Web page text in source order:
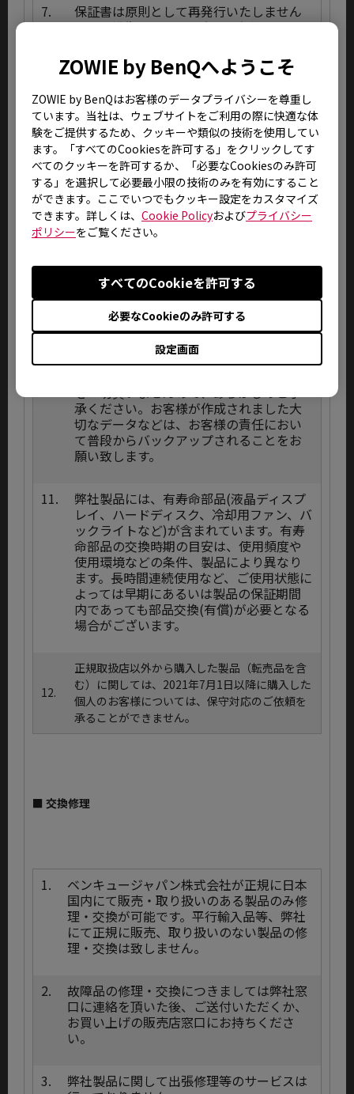
ZOWIE by BenQへようこそ
ZOWIE by BenQはお客様のデータプライバシーを尊重し
ています。当社は、ウェブサイトをご利用の際に快適な体
験をご提供するため、クッキーや類似の技術を使用してい
ます。「すべてのCookiesを許可する」をクリックしてす
べてのクッキーを許可するか、「必要なCookiesのみ許可
する」を選択して必要最小限の技術のみを有効にすること
ができます。ここでいつでもクッキー設定をカスタマイズ
できます。詳しくは、 Cookie Policyおよびプライバシー
ポリシーをご覧ください。
設定画面
必要なCookieのみ許可する
すべてのCookieを許可する
7.
保証書は原則として再発行いたしません
ので、紛失しないよう大切に保管してく
理上ご返却致しませんのであらかじめご
了承ください。
9.
液晶パネルは極めて精密度の高い技術で
製造されておりますが、製造上の物理的
な限界により、画面中に常時点灯、ある
いは不点灯の画素(ドット抜け)が発生する
場合がございます。これは弊社規定内品質
として出荷させていただいておりますの
ております。
誤動作や故障、または修理の際には、本
体の記憶装置に記録されたお客様のデー
タやインストールされたアプリケーショ
ンが消去される場合がありますが、これ
承ください。お客様が作成されました大
切なデータなどは、お客様の責任におい
て普段からバックアップされることをお
願い致します。
11.
弊社製品には、有寿命部品(液晶ディスプ
レイ、ハードディスク、冷却用ファン、バ
ックライトなど)が含まれています。有寿
命部品の交換時期の目安は、使用頻度や
使用環境などの条件、製品により異なり
ます。長時間連続使用など、ご使用状態に
よっては早期にあるいは製品の保証期間
内であっても部品交換(有償)が必要となる
場合がございます。
12.
正規取扱店以外から購入した製品（転売品を含
む）に関しては、2021年7月1日以降に購入した
個人のお客様については、保守対応のご依頼を
承ることができません。
■ 交換修理
1.
ベンキュージャパン株式会社が正規に日本
国内にて販売・取り扱いのある製品のみ修
理・交換が可能です。平行輸入品等、弊社
にて正規に販売、取り扱いのない製品の修
理・交換は致しません。
2.
故障品の修理・交換につきましては弊社窓
口に連絡を頂いた後、ご送付いただくか、
お買い上げの販売店窓口にお持ちくださ
い。
3.
弊社製品に関して出張修理等のサービスは